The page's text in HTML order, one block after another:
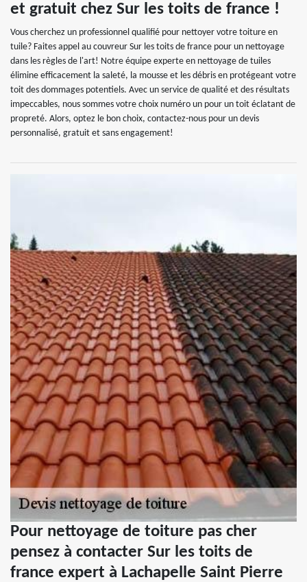
et gratuit chez Sur les toits de france !
Vous cherchez un professionnel qualifié pour nettoyer votre toiture en
tuile? Faites appel au couvreur Sur les toits de france pour un nettoyage
dans les règles de l'art! Notre équipe experte en nettoyage de tuiles
élimine efficacement la saleté, la mousse et les débris en protégeant votre
toit des dommages potentiels. Avec un service de qualité et des résultats
impeccables, nous sommes votre choix numéro un pour un toit éclatant de
propreté. Alors, optez le bon choix, contactez-nous pour un devis
personnalisé, gratuit et sans engagement!
Pour nettoyage de toiture pas cher
pensez à contacter Sur les toits de
france expert à Lachapelle Saint Pierre